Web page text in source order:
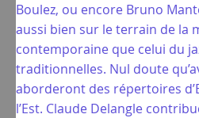
Boulez, ou encore Bruno
aussi bien sur le terrain de la
contemporaine que celui du
traditionnelles. Nul doute
aborderont des répertoires
l’Est. Claude Delangle